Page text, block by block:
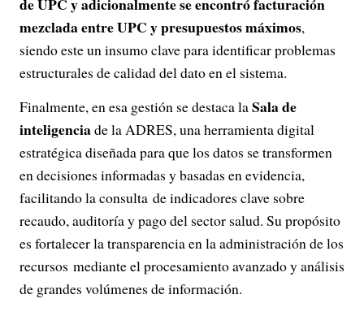
mezclada entre UPC y presupuestos máximos,
siendo este un insumo clave para identificar problemas
estructurales de calidad del dato en el sistema.
Finalmente, en esa gestión se destaca laSala de
inteligenciade la ADRES, una herramienta digital
estratégica diseñada para que los datos se transformen
en decisiones informadas y basadas en evidencia,
facilitando la consulta de indicadores clave sobre
recaudo, auditoría y pago del sector salud. Su propósito
es fortalecer la transparencia en la administración de los
recursos mediante el procesamiento avanzado y análisis
de grandes volúmenes de información.